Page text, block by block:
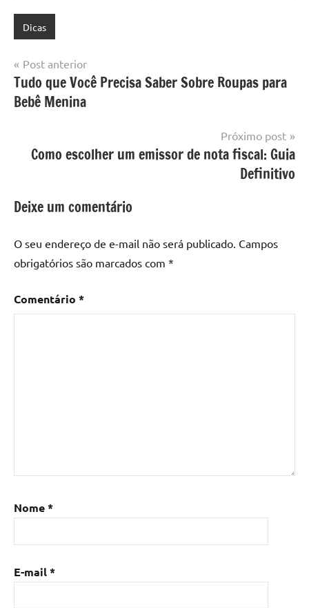
Dicas
Navegação
de
Post
Post anterior
Tudo que Você Precisa Saber Sobre Roupas para
Bebê Menina
Próximo post
Como escolher um emissor de nota fiscal: Guia
Definitivo
Deixe um comentário
O seu endereço de e-mail não será publicado. Campos
obrigatórios são marcados com *
Comentário *
Nome*
E-mail*